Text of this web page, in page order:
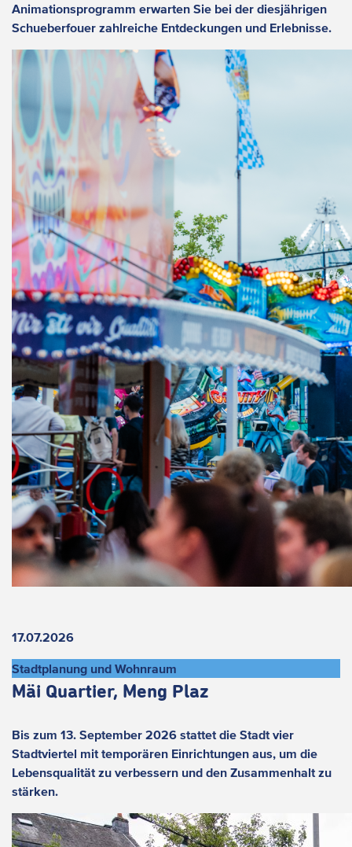
Animationsprogramm erwarten Sie bei der diesjährigen
Schueberfouer zahlreiche Entdeckungen und Erlebnisse.
17.07.2026
Stadtplanung und Wohnraum
Mäi Quartier, Meng Plaz
Bis zum 13. September 2026 stattet die Stadt vier
Stadtviertel mit temporären Einrichtungen aus, um die
Lebensqualität zu verbessern und den Zusammenhalt zu
stärken.